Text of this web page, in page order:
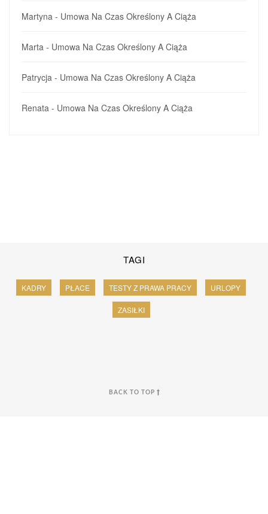
Martyna - Umowa Na Czas Określony A Ciąża
Marta - Umowa Na Czas Określony A Ciąża
Patrycja - Umowa Na Czas Określony A Ciąża
Renata - Umowa Na Czas Określony A Ciąża
TAGI
KADRY PŁACE TESTY Z PRAWA PRACY URLOPY
ZASIŁKI
BACK TO TOP